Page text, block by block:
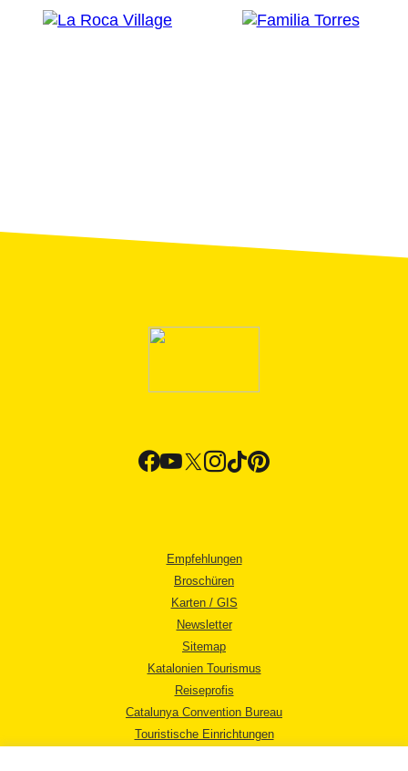
Empfehlungen
Broschüren
Karten / GIS
Newsletter
Sitemap
Katalonien Tourismus
Reiseprofis
Catalunya Convention Bureau
Touristische Einrichtungen